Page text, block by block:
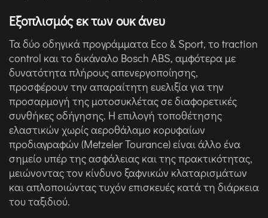
Εξοπλισμός εκ των ουκ άνευ
Τα δύο οδηγικά προγράμματα Eco & Sport, το traction
control και το δικάναλο Bosch ABS, αμφότερα με
δυνατότητα πλήρους απενεργοποίησης,
προσφέρουν την απαραίτητη ευελιξία για την
προσαρμογή της μοτοσυκλέτας σε διαφορετικές
συνθήκες οδήγησης. Η επιλογή τοποθέτησης
ελαστικών χωρίς αεροθάλαμο κορυφαίων
προδιαγραφών (Metzeler Tourance) είναι άλλο ένα
σημείο υπέρ της ασφάλειας και της πρακτικότητας,
μειώνοντας τον κίνδυνο ξαφνικών κλαταρισμάτων
και απλοποιώντας τυχόν επισκευές κατά τη διάρκεια
του ταξιδιού.